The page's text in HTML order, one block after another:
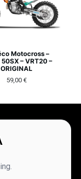
Motocross –
50SX – VRT20 –
ORIGINAL
59,00 €